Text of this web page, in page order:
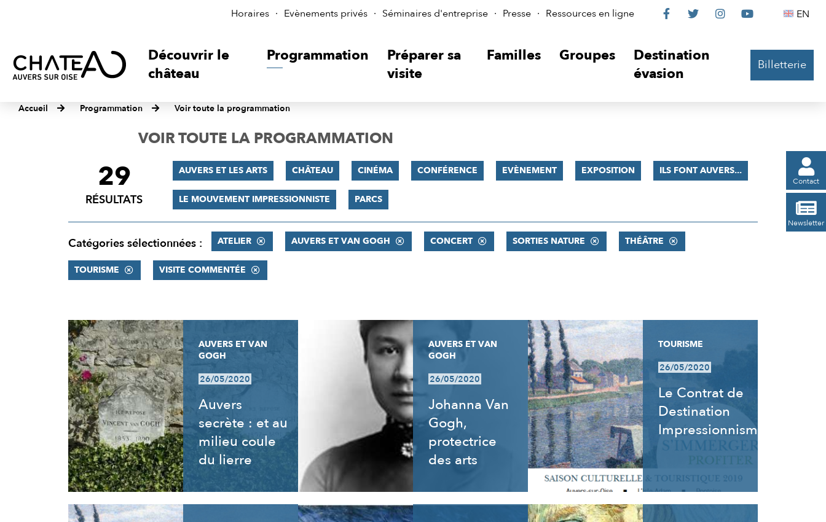
Horaires Evènements privés Séminaires d'entreprise Presse Ressources en ligne
Le
sur

Le

Le

Le
 EN
Découvrir le
château
Programmation
Préparer sa
visite
Familles Groupes
Destination
évasion
Billetterie
Accueil Programmation Voir toute la programmation

Contact

Newsletter
VOIR TOUTE LA PROGRAMMATION
FILTRER
RÉSULTATS
29
RÉSULTATS
AUVERS ET LES ARTS CHÂTEAU CINÉMA CONFÉRENCE EVÈNEMENT EXPOSITION ILS FONT AUVERS...
LE MOUVEMENT IMPRESSIONNISTE PARCS
Catégories sélectionnées : ATELIER AUVERS ET VAN GOGH CONCERT SORTIES NATURE THÉÂTRE
TOURISME VISITE COMMENTÉE
RÉSULTATS
AUVERS ET VAN
GOGH
26/05/2020
Auvers
secrète : et au
milieu coule
du lierre
AUVERS ET VAN
GOGH
26/05/2020
Johanna Van
Gogh,
protectrice
des arts
TOURISME
26/05/2020
Le Contrat de
Destination
Impressionnisme